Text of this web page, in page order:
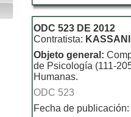
ODC 523 DE 2012
Contratista:
Objeto general:
de Psicología (111-
Humanas.
ODC 523
Fecha de